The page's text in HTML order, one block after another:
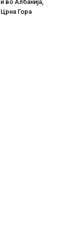
во Албанија,
Гора